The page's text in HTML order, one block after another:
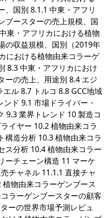
国別 8.1.1 中東・アフリ
ブースターの売上規模、国
東・アフリカにおける植物
の収益規模、国別（2019年
における植物由来コラーゲ
8.3 中東・アフリカにおけ
ーの売上、用途別 8.4 エジ
ル 8.7 トルコ 8.8 GCC地域
ド 9.1 市場ドライバー・
9.3 業界トレンド 10 製造コ
イヤー 10.2 植物由来コラ
構造分析 10.3 植物由来コラ
ス分析 10.4 植物由来コラー
ーチェーン構造 11 マーケ
チャネル 11.1.1 直接チャ
物由来コラーゲンブース
ラーゲンブースターの顧客
ーの世界市場予測レビュ